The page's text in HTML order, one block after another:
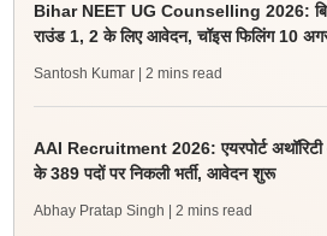
Bihar NEET UG Counselling 2026:
राउंड 1, 2 के लिए आवेदन, चॉइस फिलिंग 10
Santosh Kumar | 2 mins read
AAI Recruitment 2026: एयरपोर्ट
के 389 पदों पर निकली भर्ती, आवेदन शुरू
Abhay Pratap Singh | 2 mins read